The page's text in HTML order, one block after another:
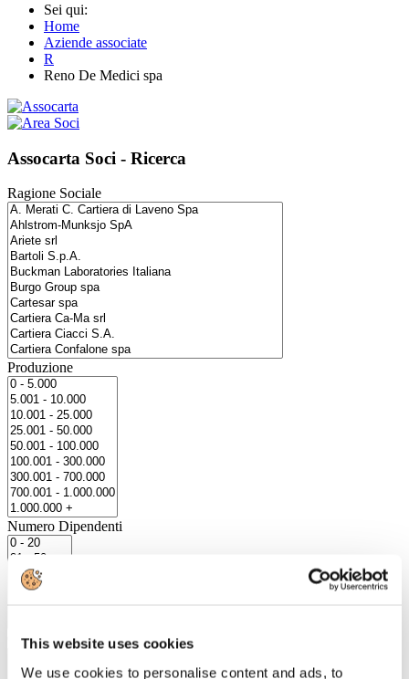
This website uses cookies
We use cookies to personalise content and ads, to
Sei qui:
Home
Aziende associate
R
Reno De Medici spa
Assocarta Soci - Ricerca
Ragione Sociale
Produzione
Numero Dipendenti
Città